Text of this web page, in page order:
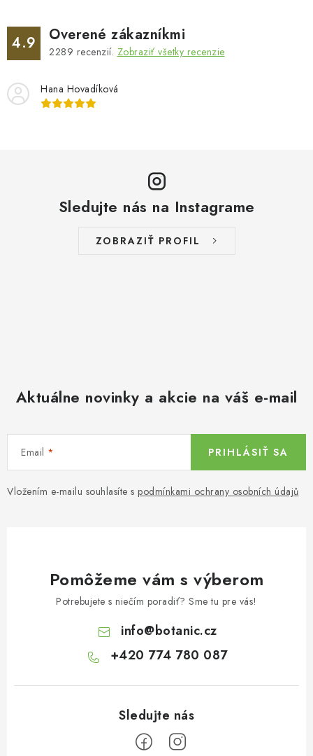
4.9 Overené zákazníkmi
2289 recenzií. Zobraziť všetky recenzie
Hana Hovadíková
Sledujte nás na Instagrame
ZOBRAZIŤ PROFIL
Aktuálne novinky a akcie na váš e-mail
Email
Vložením e-mailu souhlasíte s podmínkami ochrany osobních údajů
PRIHLÁSIŤ SA
Pomôžeme vám s výberom
Potrebujete s niečím poradiť? Sme tu pre vás!
info@botanic.cz
+420 774 780 087